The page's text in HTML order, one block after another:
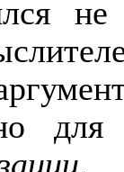
для
.